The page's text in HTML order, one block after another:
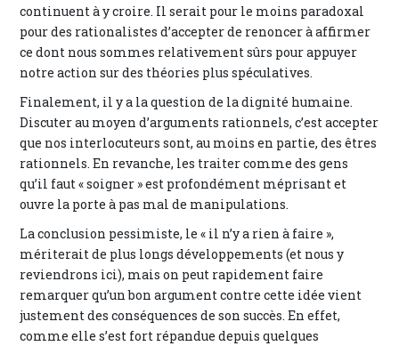
continuent à y croire. Il serait pour le moins paradoxal
pour des rationalistes d’accepter de renoncer à affirmer
ce dont nous sommes relativement sûrs pour appuyer
notre action sur des théories plus spéculatives.
Finalement, il y a la question de la dignité humaine.
Discuter au moyen d’arguments rationnels, c’est accepter
que nos interlocuteurs sont, au moins en partie, des êtres
rationnels. En revanche, les traiter comme des gens
qu’il faut « soigner » est profondément méprisant et
ouvre la porte à pas mal de manipulations.
La conclusion pessimiste, le « il n’y a rien à faire »,
mériterait de plus longs développements (et nous y
reviendrons ici), mais on peut rapidement faire
remarquer qu’un bon argument contre cette idée vient
justement des conséquences de son succès. En effet,
comme elle s’est fort répandue depuis quelques